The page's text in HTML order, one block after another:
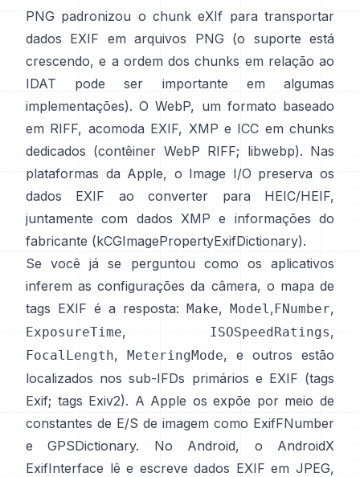
PNG padronizou o chunk eXIf para transportar
dados EXIF em arquivos PNG (o suporte está
crescendo, e a ordem dos chunks em relação ao
IDAT pode ser importante em algumas
implementações). O WebP, um formato baseado
em RIFF, acomoda EXIF, XMP e ICC em chunks
dedicados (contêiner WebP RIFF; libwebp). Nas
plataformas da Apple, o Image I/O preserva os
dados EXIF ao converter para HEIC/HEIF,
juntamente com dados XMP e informações do
fabricante (kCGImagePropertyExifDictionary).
Se você já se perguntou como os aplicativos
inferem as configurações da câmera, o mapa de
tags EXIF é a resposta: Make, Model,FNumber,
ExposureTime, ISOSpeedRatings,
FocalLength, MeteringMode, e outros estão
localizados nos sub-IFDs primários e EXIF (tags
Exif; tags Exiv2). A Apple os expõe por meio de
constantes de E/S de imagem como ExifFNumber
eGPSDictionary. No Android, o AndroidX
ExifInterface lê e escreve dados EXIF em JPEG,